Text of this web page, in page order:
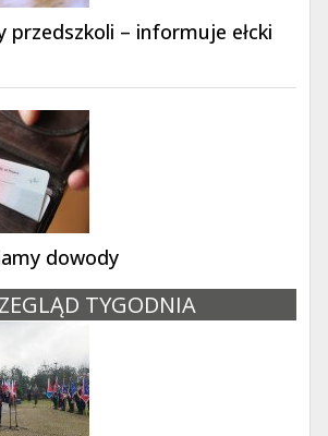
przedszkoli – informuje ełcki
dowody
TYGODNIA